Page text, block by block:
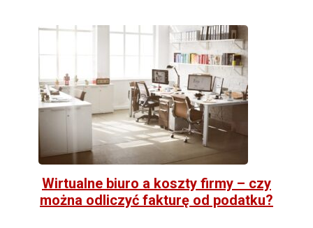
Wirtualne biuro a koszty firmy – czy
można odliczyć fakturę od podatku?